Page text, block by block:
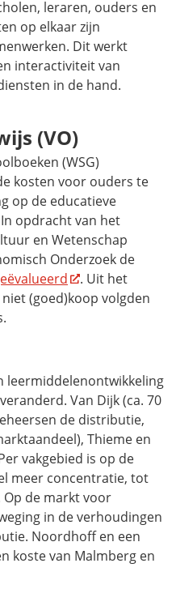
leraren, ouders en
op elkaar zijn
Dit werkt
interactiviteit van
in de hand.
(VO)
(WSG)
kosten voor ouders te
op de educatieve
opdracht van het
en Wetenschap
Onderzoek de
. Uit het
(goed)koop volgden
Van Dijk (ca. 70
de distributie,
Thieme en
vakgebied is op de
meer concentratie, tot
de markt voor
in de verhoudingen
Noordhoff en een
koste van Malmberg en